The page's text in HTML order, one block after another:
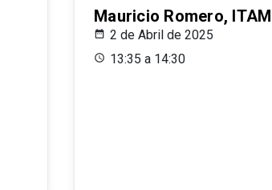
Mauricio Romero, ITAM
2 de Abril de 2025
13:35 a 14:30